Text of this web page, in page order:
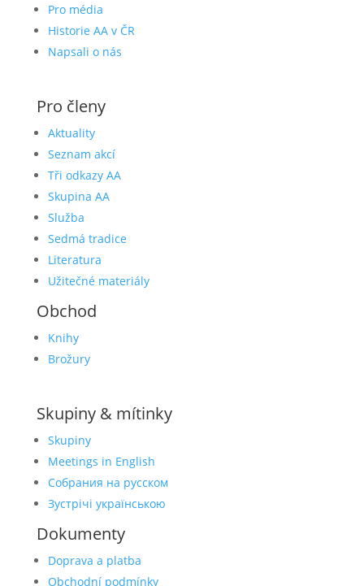
Pro média
Historie AA v ČR
Napsali o nás
Pro členy
Aktuality
Seznam akcí
Tři odkazy AA
Skupina AA
Služba
Sedmá tradice
Literatura
Užitečné materiály
Obchod
Knihy
Brožury
Skupiny & mítinky
Skupiny
Meetings in English
Собрания на русском
Зустрічі українською
Dokumenty
Doprava a platba
Obchodní podmínky